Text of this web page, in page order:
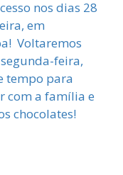
nos dias 28
em
Voltaremos
feira,
tempo para
com a família e
chocolates!